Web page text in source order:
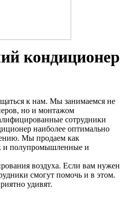
кондиционер
к нам. Мы занимаемся не
но и монтажом
сотрудники
наиболее оптимально
Мы продаем как
и полупромышленные и
воздуха. Если вам нужен
смогут помочь и в этом.
удивят.